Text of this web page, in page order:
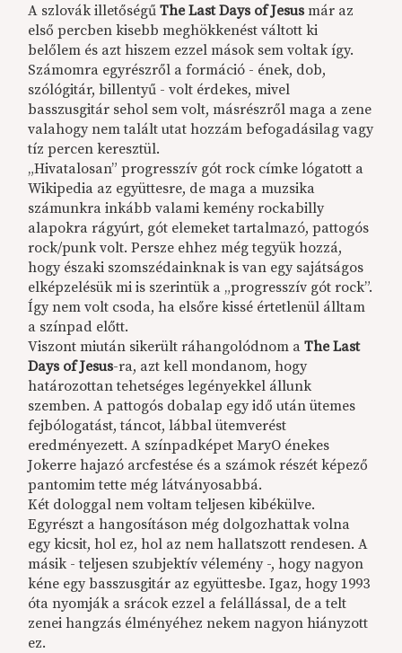
A szlovák illetőségűThe Last Days of Jesusmár az
első percben kisebb meghökkenést váltott ki
belőlem és azt hiszem ezzel mások sem voltak így.
Számomra egyrészről a formáció - ének, dob,
szólógitár, billentyű - volt érdekes, mivel
basszusgitár sehol sem volt, másrészről maga a zene
valahogy nem talált utat hozzám befogadásilag vagy
tíz percen keresztül.
„Hivatalosan” progresszív gót rock címke lógatott a
Wikipedia az együttesre, de maga a muzsika
számunkra inkább valami kemény rockabilly
alapokra rágyúrt, gót elemeket tartalmazó, pattogós
rock/punk volt. Persze ehhez még tegyük hozzá,
hogy északi szomszédainknak is van egy sajátságos
elképzelésük mi is szerintük a „progresszív gót rock”.
Így nem volt csoda, ha elsőre kissé értetlenül álltam
a színpad előtt.
Viszont miután sikerült ráhangolódnom aThe Last
Days of Jesus-ra, azt kell mondanom, hogy
határozottan tehetséges legényekkel állunk
szemben. A pattogós dobalap egy idő után ütemes
fejbólogatást, táncot, lábbal ütemverést
eredményezett. A színpadképet MaryO énekes
Jokerre hajazó arcfestése és a számok részét képező
pantomim tette még látványosabbá.
Két dologgal nem voltam teljesen kibékülve.
Egyrészt a hangosításon még dolgozhattak volna
egy kicsit, hol ez, hol az nem hallatszott rendesen. A
másik - teljesen szubjektív vélemény -, hogy nagyon
kéne egy basszusgitár az együttesbe. Igaz, hogy 1993
óta nyomják a srácok ezzel a felállással, de a telt
zenei hangzás élményéhez nekem nagyon hiányzott
ez.